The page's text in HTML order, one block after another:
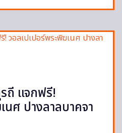
ถี แจกฟรี!
นศ ปางลาลบาคจา